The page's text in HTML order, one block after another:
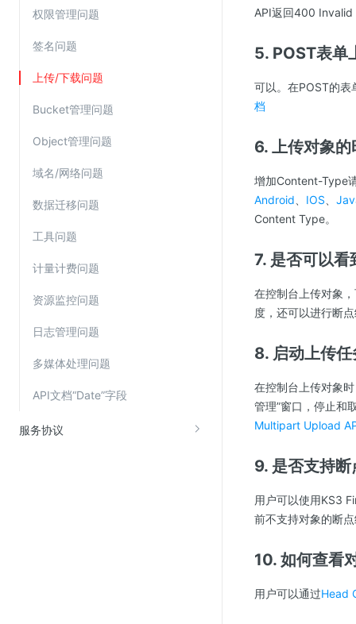
权限管理问题
签名问题
上传/下载问题
Bucket管理问题
Object管理问题
域名/网络问题
数据迁移问题
工具问题
计量计费问题
资源监控问题
日志管理问题
多媒体处理问题
API文档“Date”字段
服务协议
Web应用防火墙(WAF)
密钥管理服务
SSL证书管理
API返回400 Invalid
5. POST表单
可以。在POST的
档
6. 上传对象
增加Content-Type
Android
IOS
Content Type。
7. 是否可以
在控制台上传对象
度，还可以进行断
8. 启动上传
在控制台上传对象
管理”窗口，停止和
Multipart Upload
9. 是否支持
用户可以使用KS3
前不支持对象的断
10. 如何查看
用户可以通过Head